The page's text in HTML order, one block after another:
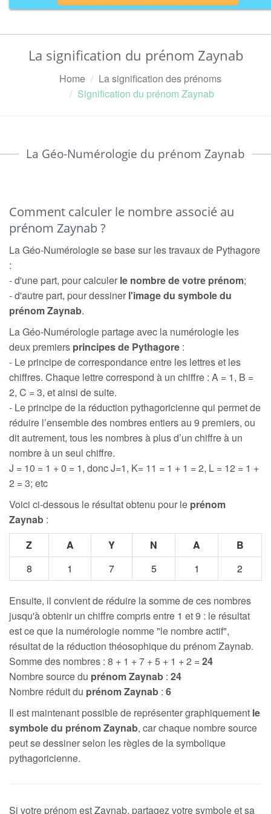
La signification du prénom Zaynab
Home
La signification des prénoms
Signification du prénom Zaynab
La Géo-Numérologie du prénom Zaynab
Comment calculer le nombre associé au
prénom Zaynab ?
La Géo-Numérologie se base sur les travaux de Pythagore
:
- d'une part, pour calculer le nombre de votre prénom;
- d'autre part, pour dessiner l'image du symbole du
prénom Zaynab.
La Géo-Numérologie partage avec la numérologie les
deux premiers principes de Pythagore :
- Le principe de correspondance entre les lettres et les
chiffres. Chaque lettre correspond à un chiffre : A = 1, B =
2, C = 3, et ainsi de suite.
- Le principe de la réduction pythagoricienne qui permet de
réduire l’ensemble des nombres entiers au 9 premiers, ou
dit autrement, tous les nombres à plus d’un chiffre à un
nombre à un seul chiffre.
J = 10 = 1 + 0 = 1, donc J=1, K= 11 = 1 + 1 = 2, L = 12 = 1 +
2 = 3; etc
Voici ci-dessous le résultat obtenu pour le prénom
Zaynab :
Z
A Y N A
B
8
1 7 5 1 2
Ensuite, il convient de réduire la somme de ces nombres
jusqu'à obtenir un chiffre compris entre 1 et 9 : le résultat
est ce que la numérologie nomme "le nombre actif",
résultat de la réduction théosophique du prénom Zaynab.
Somme des nombres : 8 + 1 + 7 + 5 + 1 + 2 =24
Nombre source du prénom Zaynab : 24
Nombre réduit du prénom Zaynab : 6
Il est maintenant possible de représenter graphiquement le
symbole du prénom Zaynab, car chaque nombre source
peut se dessiner selon les règles de la symbolique
pythagoricienne.
Si votre prénom est Zaynab, partagez votre symbole et sa